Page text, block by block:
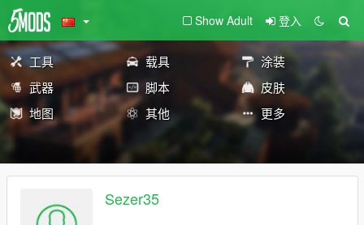
Show Adult 登入
工具 载具
涂装
武器
脚本
皮肤
地图
其他 更多
Sezer35